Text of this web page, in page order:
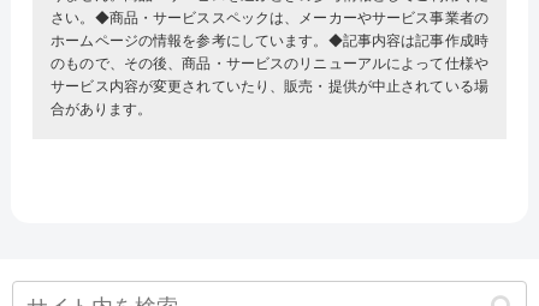
さい。◆商品・サービススペックは、メーカーやサービス事業者の
ホームページの情報を参考にしています。◆記事内容は記事作成時
のもので、その後、商品・サービスのリニューアルによって仕様や
サービス内容が変更されていたり、販売・提供が中止されている場
合があります。